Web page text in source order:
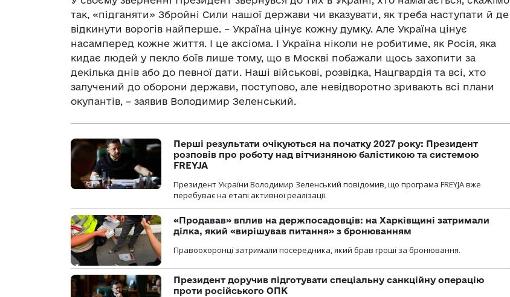
так, «підганяти» Збройні Сили нашої держави чи вказувати, як треба наступати й де
відкинути ворогів найперше. – Україна цінує кожну думку. Але Україна цінує
насамперед кожне життя. І це аксіома. І Україна ніколи не робитиме, як Росія, яка
кидає людей у пекло боїв лише тому, що в Москві побажали щось захопити за
декілька днів або до певної дати. Наші військові, розвідка, Нацгвардія та всі, хто
залучений до оборони держави, поступово, але невідворотно зривають всі плани
окупантів, – заявив Володимир Зеленський.
Перші результати очікуються на початку 2027 року: Президент
розповів про роботу над вітчизняною балістикою та системою
FREYJA
Президент України Володимир Зеленський повідомив, що програма FREYJA вже
перебуває на етапі активної реалізації.
«Продавав» вплив на держпосадовців: на Харківщині затримали
ділка, який «вирішував питання» з бронюванням
Правоохоронці затримали посередника, який брав гроші за бронювання.
Президент доручив підготувати спеціальну санкційну операцію
проти російського ОПК